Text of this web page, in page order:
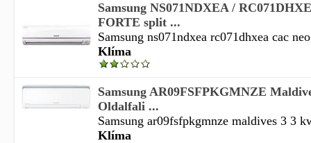
Samsung NS071NDXEA /
FORTE split ...
Samsung ns071ndxea rc071dhxea cac
Klíma
Samsung AR09FSFPKGMNZE
Oldalfali ...
Samsung ar09fsfpkgmnze maldives 3 3
Klíma